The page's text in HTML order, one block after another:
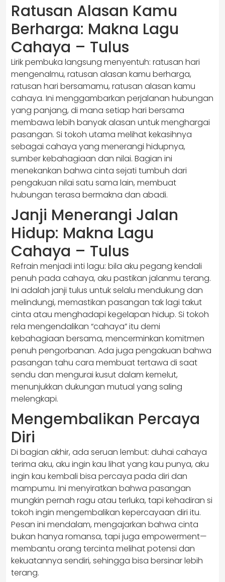
Ratusan Alasan Kamu
Berharga: Makna Lagu
Cahaya – Tulus
Lirik pembuka langsung menyentuh: ratusan hari
mengenalmu, ratusan alasan kamu berharga,
ratusan hari bersamamu, ratusan alasan kamu
cahaya. Ini menggambarkan perjalanan hubungan
yang panjang, di mana setiap hari bersama
membawa lebih banyak alasan untuk menghargai
pasangan. Si tokoh utama melihat kekasihnya
sebagai cahaya yang menerangi hidupnya,
sumber kebahagiaan dan nilai. Bagian ini
menekankan bahwa cinta sejati tumbuh dari
pengakuan nilai satu sama lain, membuat
hubungan terasa bermakna dan abadi.
Janji Menerangi Jalan
Hidup: Makna Lagu
Cahaya – Tulus
Refrain menjadi inti lagu: bila aku pegang kendali
penuh pada cahaya, aku pastikan jalanmu terang.
Ini adalah janji tulus untuk selalu mendukung dan
melindungi, memastikan pasangan tak lagi takut
cinta atau menghadapi kegelapan hidup. Si tokoh
rela mengendalikan “cahaya” itu demi
kebahagiaan bersama, mencerminkan komitmen
penuh pengorbanan. Ada juga pengakuan bahwa
pasangan tahu cara membuat tertawa di saat
sendu dan mengurai kusut dalam kemelut,
menunjukkan dukungan mutual yang saling
melengkapi.
Mengembalikan Percaya
Diri
Di bagian akhir, ada seruan lembut: duhai cahaya
terima aku, aku ingin kau lihat yang kau punya, aku
ingin kau kembali bisa percaya pada diri dan
mampumu. Ini menyiratkan bahwa pasangan
mungkin pernah ragu atau terluka, tapi kehadiran si
tokoh ingin mengembalikan kepercayaan diri itu.
Pesan ini mendalam, mengajarkan bahwa cinta
bukan hanya romansa, tapi juga empowerment—
membantu orang tercinta melihat potensi dan
kekuatannya sendiri, sehingga bisa bersinar lebih
terang.